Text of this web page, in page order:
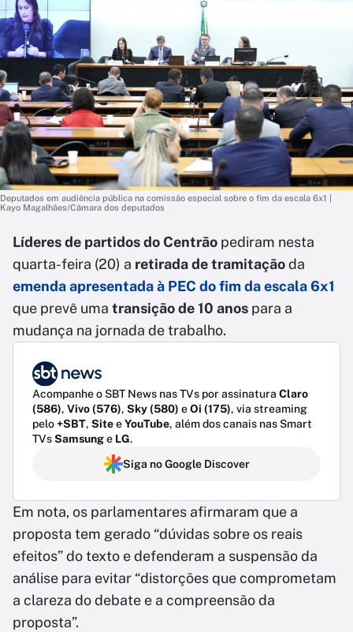
Deputados em audiência pública na comissão especial sobre o fim da escala 6x1 |
Kayo Magalhães/Câmara dos deputados
Líderes de partidos do Centrão pediram nesta
quarta-feira (20) a retirada de tramitaçãoda
emenda apresentada à PEC do fim da escala 6x1
que prevê uma transição de 10 anos para a
mudança na jornada de trabalho.
Acompanhe o SBT News nas TVs por assinatura Claro
(586), Vivo (576), Sky (580) eOi (175), via streaming
pelo+SBT, SiteeYouTube, além dos canais nas Smart
TVsSamsunge LG.
Siga no Google Discover
Em nota, os parlamentares afirmaram que a
proposta tem gerado “dúvidas sobre os reais
efeitos” do texto e defenderam a suspensão da
análise para evitar “distorções que comprometam
a clareza do debate e a compreensão da
proposta”.